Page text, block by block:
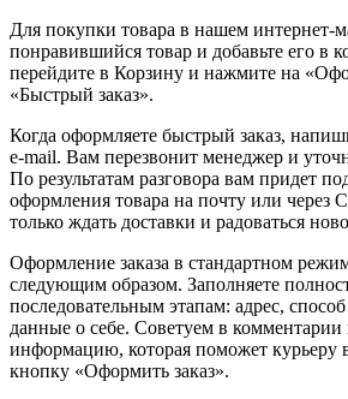
Для покупки товара в нашем интернет-
понравившийся товар и добавьте его в
перейдите в Корзину и нажмите на
«Быстрый заказ».
Когда оформляете быстрый заказ,
e-mail. Вам перезвонит менеджер и
По результатам разговора вам придет
оформления товара на почту или через
только ждать доставки и радоваться
Оформление заказа в стандартном
следующим образом. Заполняете
последовательным этапам: адрес,
данные о себе. Советуем в комментарии
информацию, которая поможет курьеру
кнопку «Оформить заказ».